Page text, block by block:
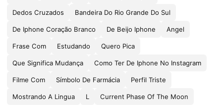
Dedos Cruzados Bandeira Do Rio Grande Do Sul
De Iphone Coração Branco De Beijo Iphone Angel
Frase Com Estudando Quero Pica
Que Significa Mudança Como Ter De Iphone No Instagram
Filme Com Símbolo De Farmácia Perfil Triste
Mostrando A Lingua L Current Phase Of The Moon